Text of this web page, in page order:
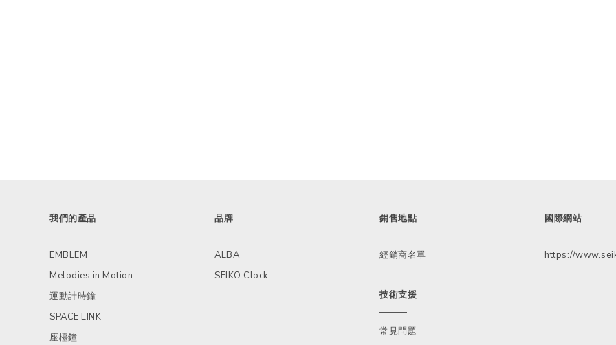
我們的產品
EMBLEM
Melodies in Motion
運動計時鐘
SPACE LINK
座檯鐘
品牌
ALBA
SEIKO Clock
銷售地點
經銷商名單
技術支援
常見問題
國際網站
https://